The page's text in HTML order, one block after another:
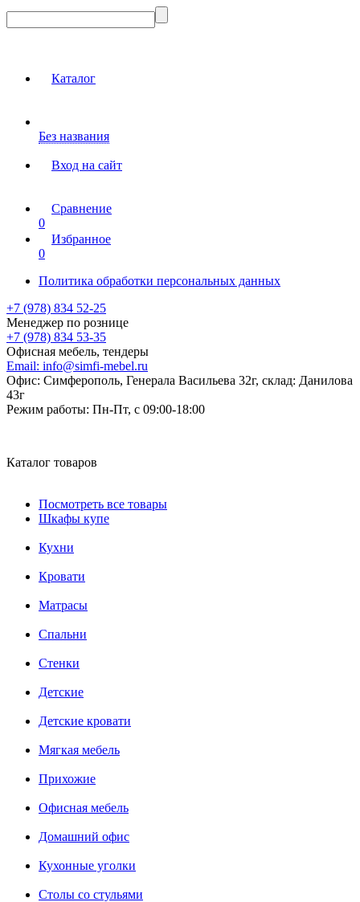
Каталог
Без названия
Вход на сайт
Сравнение
0
Избранное
0
Политика обработки персональных данных
+7 (978) 834 52-25
Менеджер по рознице
+7 (978) 834 53-35
Офисная мебель, тендеры
Email: info@simfi-mebel.ru
Офис: Симферополь, Генерала Васильева 32г, склад: Данилова
43г
Режим работы: Пн-Пт, с 09:00-18:00
Каталог товаров
Посмотреть все товары
Шкафы купе
Кухни
Кровати
Матрасы
Cпальни
Стенки
Детские
Детские кровати
Мягкая мебель
Прихожие
Офисная мебель
Домашний офис
Кухонные уголки
Столы со стульями